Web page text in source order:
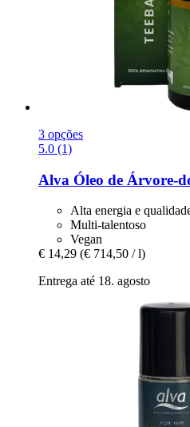
3 opções
5.0 (1)
Alva Óleo de Árvore-​
Alta energia e
Multi-talentoso
Vegan
€ 14,29 (€ 714,50 / l)
Entrega até 18. agosto